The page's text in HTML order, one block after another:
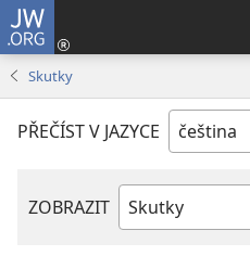
JW.ORG
Skutky
PŘEČÍST V JAZYCE
ZOBRAZIT
Biblická